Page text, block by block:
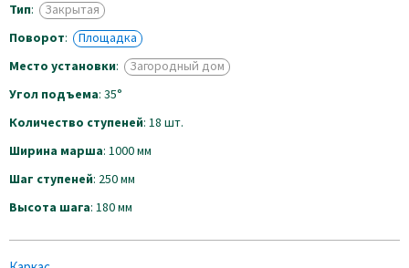
Тип:
Закрытая
Поворот:
Площадка
Место установки:
Загородный дом
Угол подъема: 35°
Количество ступеней: 18 шт.
Ширина марша: 1000 мм
Шаг ступеней: 250 мм
Высота шага: 180 мм